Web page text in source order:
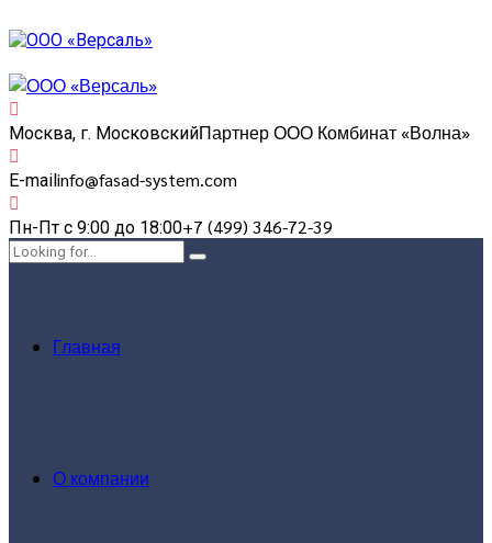
Москва, г. МосковскийПартнер ООО Комбинат «Волна»
E-mailinfo@fasad-system.com
Пн-Пт с 9:00 до 18:00+7 (499) 346-72-39
Главная
О компании